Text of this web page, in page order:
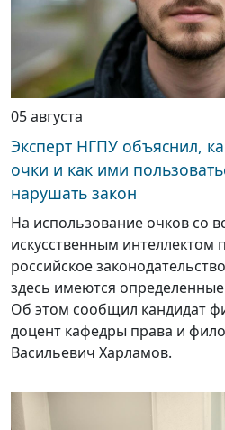
05 августа
Эксперт НГПУ объяснил,
очки и как ими
нарушать закон
На использование очков со
искусственным интеллектом
российское
здесь имеются
Об этом сообщил кандидат
доцент кафедры права и
Васильевич Харламов.